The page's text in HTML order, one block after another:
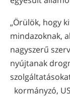
„Örülök, hogy
mindazoknak,
nagyszerű
nyújtanak
kormányzó,